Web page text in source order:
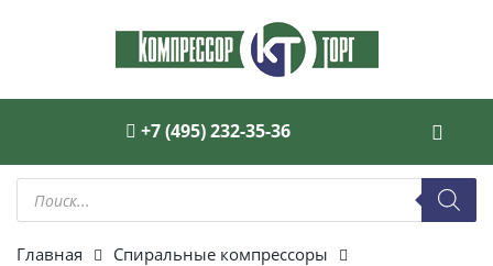
+7 (495) 232-35-36
Поиск
товаров
Главная
Спиральные компрессоры